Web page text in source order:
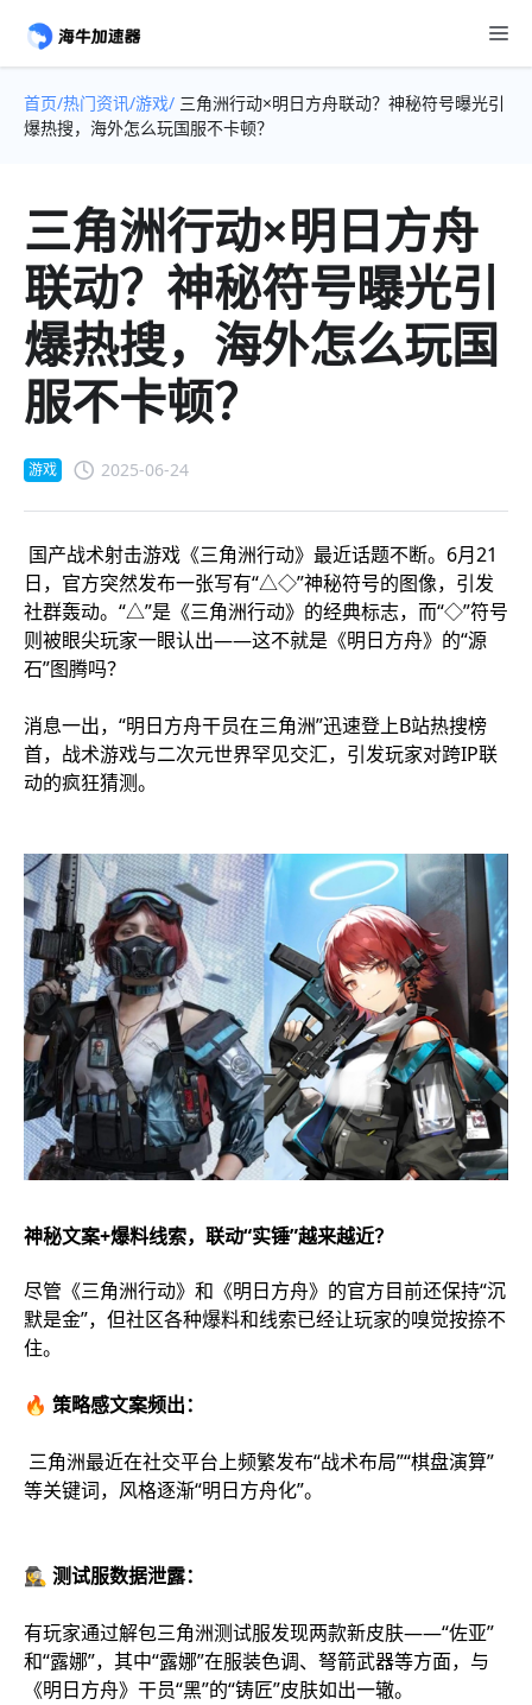
首页/热门资讯/游戏/ 三角洲行动×明日方舟联动？神秘符号曝光引
爆热搜，海外怎么玩国服不卡顿？
三角洲行动×明日方舟
联动？神秘符号曝光引
爆热搜，海外怎么玩国
服不卡顿？
游戏 2025-06-24
国产战术射击游戏《三角洲行动》最近话题不断。6月21
日，官方突然发布一张写有“△◇”神秘符号的图像，引发
社群轰动。“△”是《三角洲行动》的经典标志，而“◇”符号
则被眼尖玩家一眼认出——这不就是《明日方舟》的“源
石”图腾吗？
消息一出，“明日方舟干员在三角洲”迅速登上B站热搜榜
首，战术游戏与二次元世界罕见交汇，引发玩家对跨IP联
动的疯狂猜测。
神秘文案+爆料线索，联动“实锤”越来越近？
尽管《三角洲行动》和《明日方舟》的官方目前还保持“沉
默是金”，但社区各种爆料和线索已经让玩家的嗅觉按捺不
住。
🔥 策略感文案频出：
三角洲最近在社交平台上频繁发布“战术布局”“棋盘演算”
等关键词，风格逐渐“明日方舟化”。
🕵️‍♀️ 测试服数据泄露：
有玩家通过解包三角洲测试服发现两款新皮肤——“佐亚”
和“露娜”，其中“露娜”在服装色调、弩箭武器等方面，与
《明日方舟》干员“黑”的“铸匠”皮肤如出一辙。